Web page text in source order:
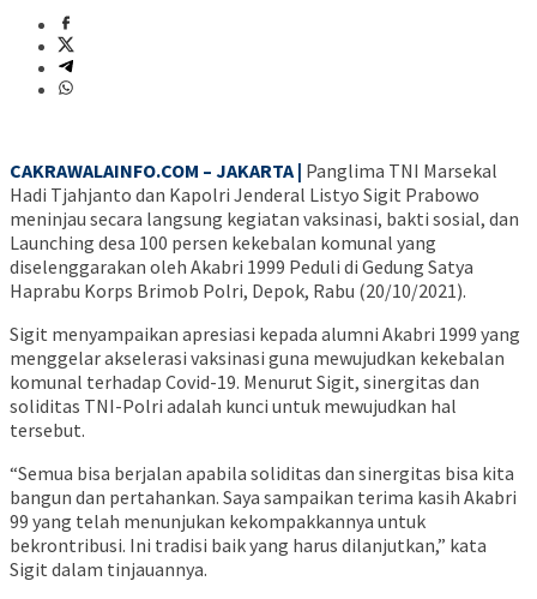
CAKRAWALAINFO.COM – JAKARTA | Panglima TNI Marsekal
Hadi Tjahjanto dan Kapolri Jenderal Listyo Sigit Prabowo
meninjau secara langsung kegiatan vaksinasi, bakti sosial, dan
Launching desa 100 persen kekebalan komunal yang
diselenggarakan oleh Akabri 1999 Peduli di Gedung Satya
Haprabu Korps Brimob Polri, Depok, Rabu (20/10/2021).
Sigit menyampaikan apresiasi kepada alumni Akabri 1999 yang
menggelar akselerasi vaksinasi guna mewujudkan kekebalan
komunal terhadap Covid-19. Menurut Sigit, sinergitas dan
soliditas TNI-Polri adalah kunci untuk mewujudkan hal
tersebut.
“Semua bisa berjalan apabila soliditas dan sinergitas bisa kita
bangun dan pertahankan. Saya sampaikan terima kasih Akabri
99 yang telah menunjukan kekompakkannya untuk
bekrontribusi. Ini tradisi baik yang harus dilanjutkan,” kata
Sigit dalam tinjauannya.